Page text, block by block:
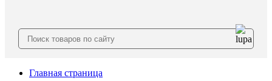
Главная страница